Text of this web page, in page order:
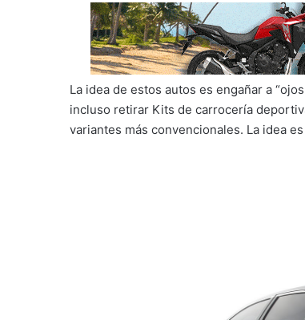
La idea de estos autos es engañar a
incluso retirar Kits de carrocería
variantes más convencionales. La idea